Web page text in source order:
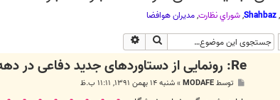
,
Shahbaz
,شوراي نظارت,مديران هوافضا
جستجو
Re: رونمایی از دستاوردهای جدید دفاعی در دهه مبارک فجر
توسطMODAFE
»شنبه ۱۴ بهمن ۱۳۹۱, ۱۱:۱۱ ب.ظ